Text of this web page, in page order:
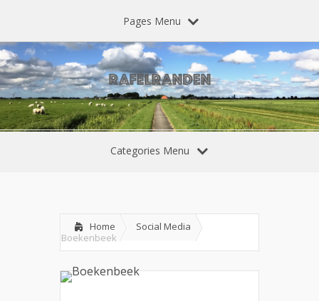
Pages Menu
Categories Menu
Home
Social Media
Boekenbeek